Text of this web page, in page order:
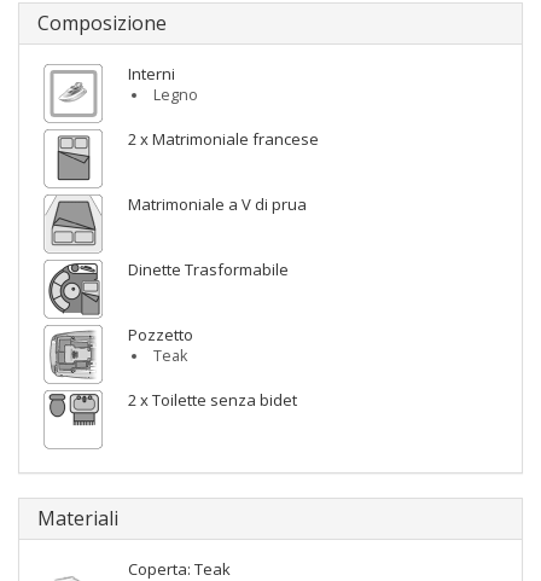
Composizione
Interni
Legno
2 x Matrimoniale francese
Matrimoniale a V di prua
Dinette Trasformabile
Pozzetto
Teak
2 x Toilette senza bidet
Materiali
Coperta: Teak